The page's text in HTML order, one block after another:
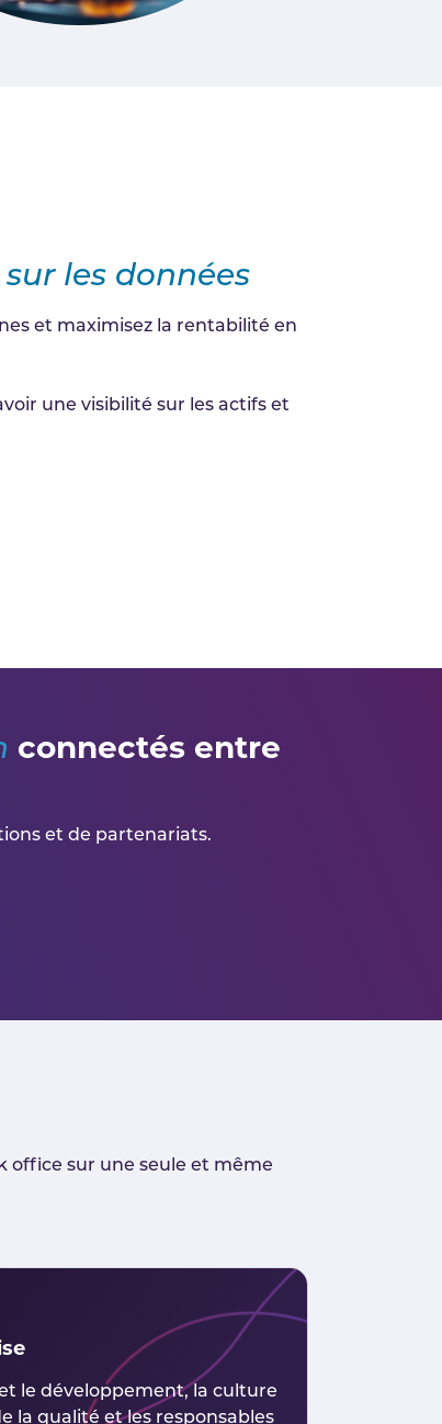
les données
et maximisez la rentabilité en
une visibilité sur les actifs et
connectés entre
et de partenariats.
office sur une seule et même
le développement, la culture
la qualité et les responsables